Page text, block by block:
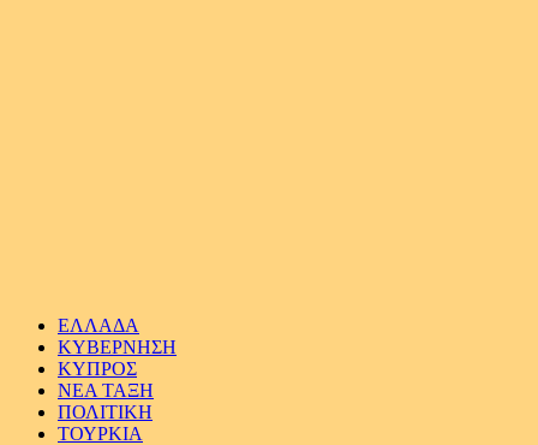
ΕΛΛΑΔΑ
ΚΥΒΕΡΝΗΣΗ
ΚΥΠΡΟΣ
ΝΕΑ ΤΑΞΗ
ΠΟΛΙΤΙΚΗ
ΤΟΥΡΚΙΑ